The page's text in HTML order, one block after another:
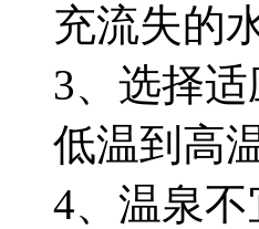
充流失的
3、选择
低温到高
4、温泉